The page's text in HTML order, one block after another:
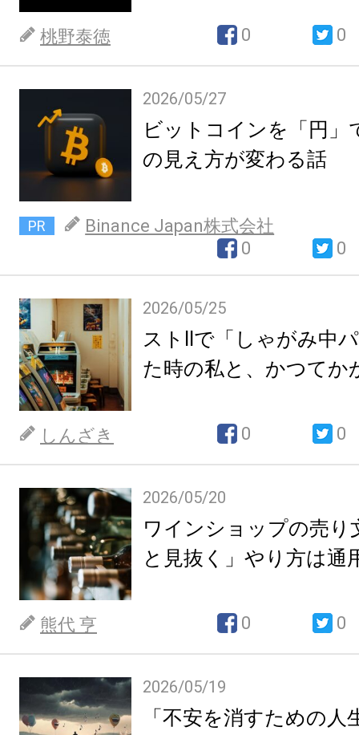
桃野泰徳 0 0
2026/05/27
ビットコインを「円」
の見え方が変わる話
PR
Binance Japan株式会社
0
0
2026/05/25
ストIIで「しゃがみ中
た時の私と、かつてか
しんざき 0 0
2026/05/20
ワインショップの売り
と見抜く」やり方は通
熊代 亨 0 0
2026/05/19
「不安を消すための